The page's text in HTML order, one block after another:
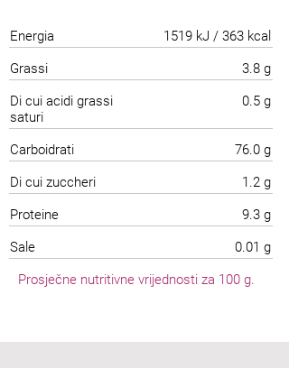
Energia
1519 kJ / 363 kcal
Grassi
3.8 g
Di cui acidi grassi
saturi
0.5 g
Carboidrati
76.0 g
Di cui zuccheri
1.2 g
Proteine
9.3 g
Sale
0.01 g
Prosječne nutritivne vrijednosti za 100 g.